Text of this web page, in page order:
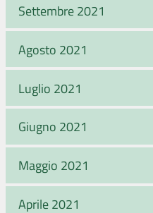
Settembre 2021
Agosto 2021
Luglio 2021
Giugno 2021
Maggio 2021
Aprile 2021